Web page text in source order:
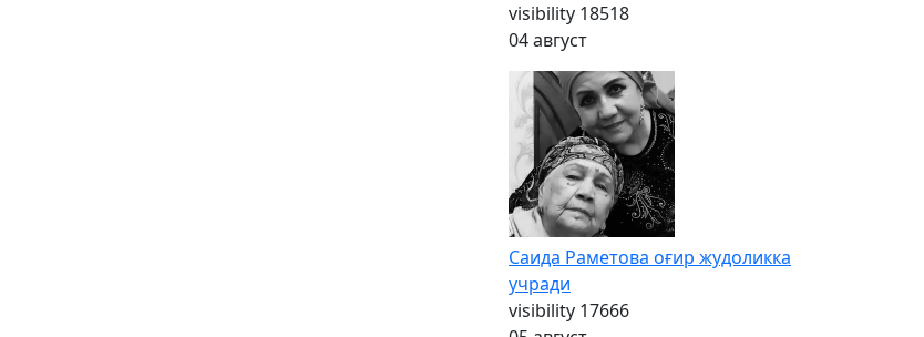
visibility 18518
04 август
Саида Раметова оғир жудоликка
учради
visibility 17666